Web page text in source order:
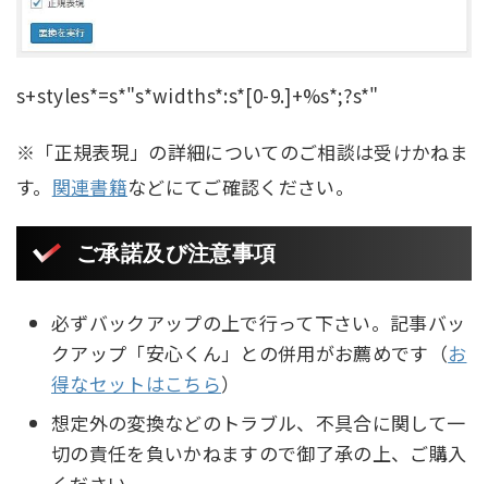
s+styles*=s*"s*widths*:s*[0-9.]+%s*;?s*"
※「正規表現」の詳細についてのご相談は受けかねま
す。 関連書籍などにてご確認ください。
ご承諾及び注意事項
必ずバックアップの上で行って下さい。記事バッ
クアップ「安心くん」との併用がお薦めです（お
得なセットはこちら）
想定外の変換などのトラブル、不具合に関して一
切の責任を負いかねますので御了承の上、ご購入